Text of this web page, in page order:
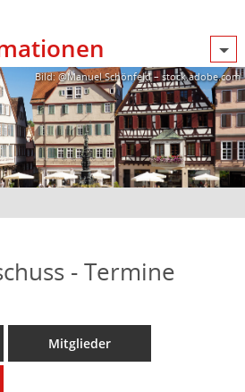
Bild: @Manuel Schönfeld – stock.adobe.com
- Termine
Mitglieder